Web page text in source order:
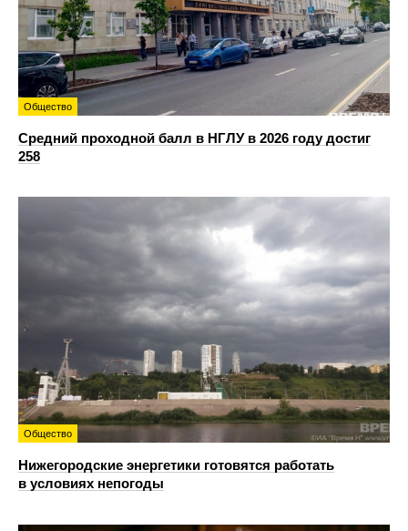
Общество
Средний проходной балл в НГЛУ в 2026 году достиг
258
Общество
Нижегородские энергетики готовятся работать
в условиях непогоды